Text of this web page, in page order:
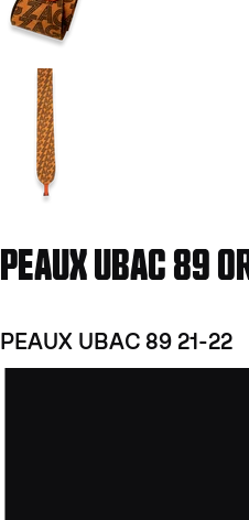
Aller à la diapositive 2
PEAUX UBAC 89
PEAUX UBAC 89 21-22